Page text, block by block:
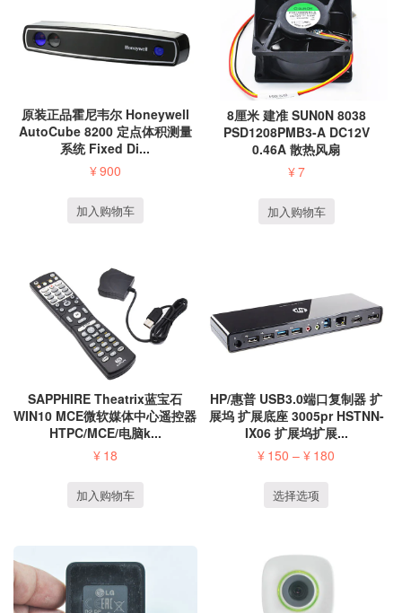
原装正品霍尼韦尔 Honeywell
AutoCube 8200 定点体积测量
系统 Fixed Di...
¥900
加入购物车
8厘米 建准 SUN0N 8038
PSD1208PMB3-A DC12V
0.46A 散热风扇
¥7
加入购物车
SAPPHIRE Theatrix蓝宝石
WIN10 MCE微软媒体中心遥控器
HTPC/MCE/电脑k...
¥ 18
加入购物车
HP/惠普 USB3.0端口复制器 扩
展坞 扩展底座 3005pr HSTNN-
IX06 扩展坞扩展...
¥ 150 –¥ 180
选择选项